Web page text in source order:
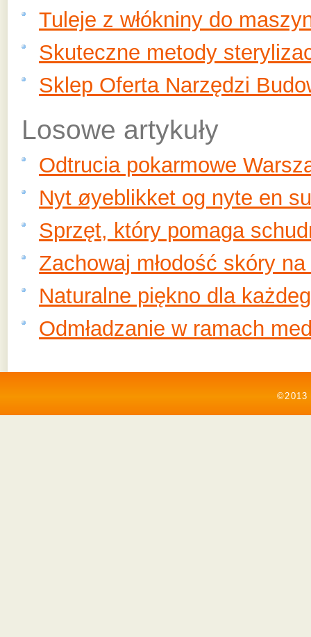
Tuleje z włókniny do
Skuteczne metody
Sklep Oferta Narzędzi
Losowe artykuły
Odtrucia pokarmowe
Nyt øyeblikket og nyte en
Sprzęt, który pomaga
Zachowaj młodość skóry
Naturalne piękno dla
Odmładzanie w ramach
©2013